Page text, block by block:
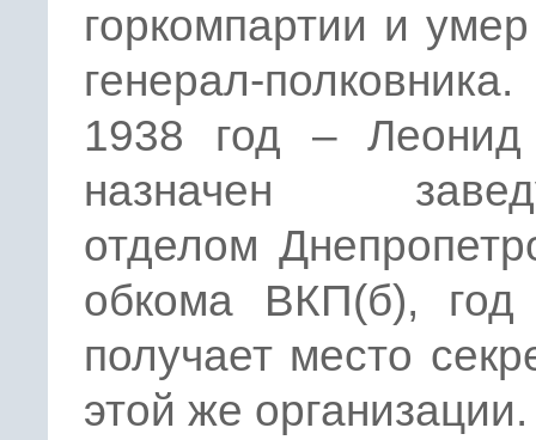
горкомпартии и
генерал-полковника.
1938 год –
назначен
отделом
обкома ВКП(б), год
получает место
этой же организации.